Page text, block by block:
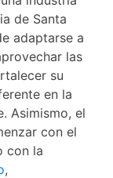
de Santa
adaptarse a
las
su
en la
Asimismo, el
con el
con la
,